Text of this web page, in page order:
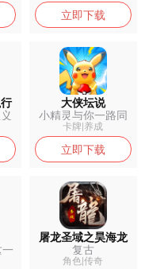
立即下载
大侠坛说
小精灵与你一路同
行！
卡牌|养成
立即下载
一
屠龙圣域之昊海龙
吟
复古
角色|传奇